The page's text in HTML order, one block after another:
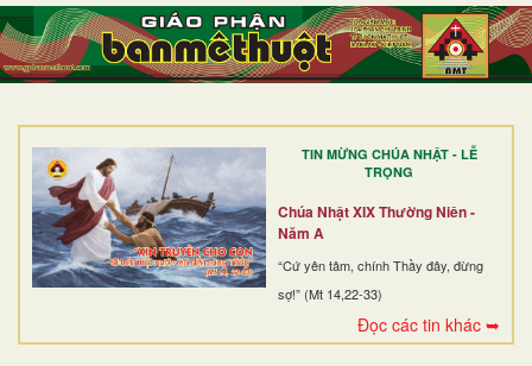
TIN MỪNG CHÚA NHẬT - LỄ
TRỌNG
Chúa Nhật XIX Thường Niên -
Năm A
“Cứ yên tâm, chính Thầy đây, đừng
sợ!” (Mt 14,22-33)
Đọc các tin khác ➥
TRANG NHẤT
GIỚI THIỆU
DÒNG TU
BAN MỤC VỤ
ĐOÀN THỂ CG
ĐIỂM HÀNH HƯƠNG